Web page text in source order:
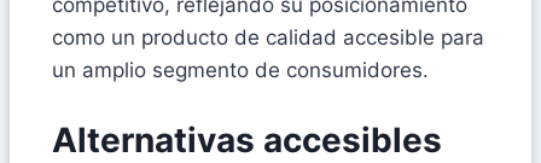
como un producto de calidad accesible para
un amplio segmento de consumidores.
Alternativas accesibles